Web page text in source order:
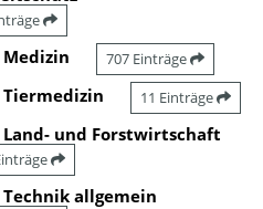
Medizin 707 Einträge
Tiermedizin 11 Einträge
Land- und Forstwirtschaft
Technik allgemein